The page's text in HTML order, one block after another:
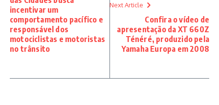
incentivar um
comportamento pacífico e
responsável dos
motociclistas e motoristas
no trânsito
Next Article
Confira o vídeo de
apresentação da XT 660Z
Ténéré, produzido pela
Yamaha Europa em 2008